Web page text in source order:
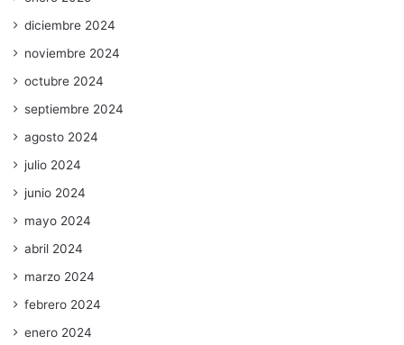
diciembre 2024
noviembre 2024
octubre 2024
septiembre 2024
agosto 2024
julio 2024
junio 2024
mayo 2024
abril 2024
marzo 2024
febrero 2024
enero 2024